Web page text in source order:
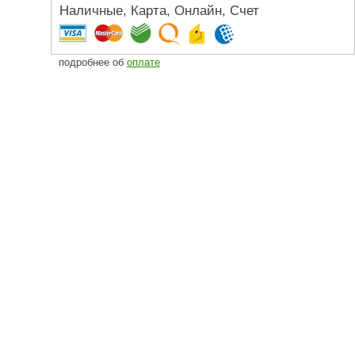
Camylle
Везувий
Березка
Наличные, Карта, Онлайн, Счет
подробнее об оплате